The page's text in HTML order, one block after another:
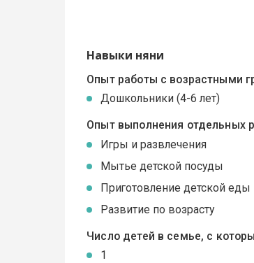
Навыки няни
Опыт работы с возрастными
Дошкольники (4-6 лет)
Опыт выполнения отдельных
Игры и развлечения
Мытье детской посуды
Приготовление детской еды
Развитие по возрасту
Число детей в семье, с
1